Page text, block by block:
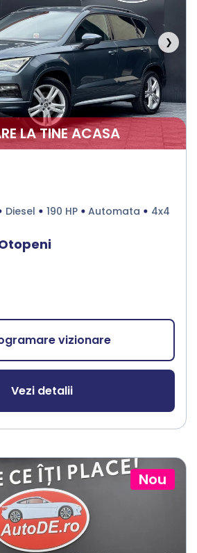
❯
LA TINE ACASA
Diesel 190 HP Automata 4x4
vizionare
Vezi detalii
Nou